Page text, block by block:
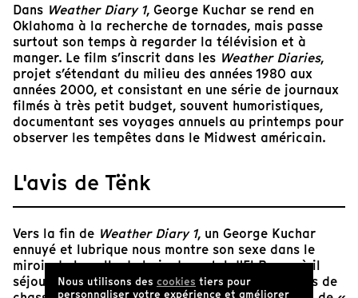
Dans Weather Diary 1, George Kuchar se rend en
Oklahoma à la recherche de tornades, mais passe
surtout son temps à regarder la télévision et à
manger. Le film s’inscrit dans les Weather Diaries,
projet s’étendant du milieu des années 1980 aux
années 2000, et consistant en une série de journaux
filmés à très petit budget, souvent humoristiques,
documentant ses voyages annuels au printemps pour
observer les tempêtes dans le Midwest américain.
L'avis de Tënk
Vers la fin de Weather Diary 1, un George Kuchar
ennuyé et lubrique nous montre son sexe dans le
miroir de la salle de bain du motel d'El Reno où il
séjourne. Il s'y trouve pour un genre de vacances de
Nous utilisons des cookies tiers pour
personnaliser votre expérience et améliorer